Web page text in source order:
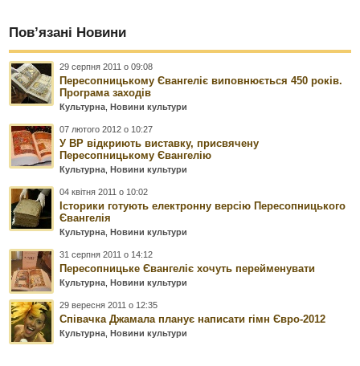
Пов’язані Новини
29 серпня 2011 о 09:08
Пересопницькому Євангеліє виповнюється 450 років.
Програма заходів
Культурна, Новини культури
07 лютого 2012 о 10:27
У ВР відкриють виставку, присвячену
Пересопницькому Євангелію
Культурна, Новини культури
04 квітня 2011 о 10:02
Історики готують електронну версію Пересопницького
Євангелія
Культурна, Новини культури
31 серпня 2011 о 14:12
Пересопницьке Євангеліє хочуть перейменувати
Культурна, Новини культури
29 вересня 2011 о 12:35
Співачка Джамала планує написати гімн Євро-2012
Культурна, Новини культури